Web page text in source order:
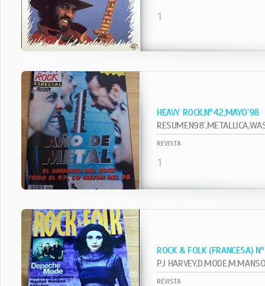
1
HEAVY ROCK,Nº42,MAYO`98
REVISTA
1
ROCK & FOLK (FRANCESA)
REVISTA